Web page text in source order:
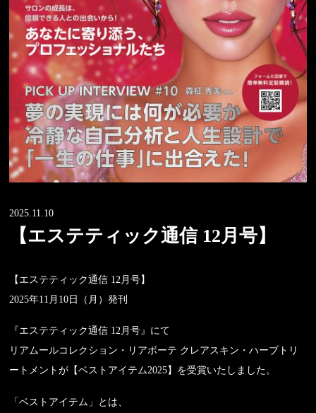
2025.11.10
【エステティック通信 12月号】
【エステティック通信 12月号】
2025年11月10日（月）発刊
『エステティック通信 12月号』にて
リアムールコレクション・リアボーテ クレアスキン・ハーブトリ
ートメントが【ベストアイテム2025】を受賞いたしました。
「ベストアイテム」とは、